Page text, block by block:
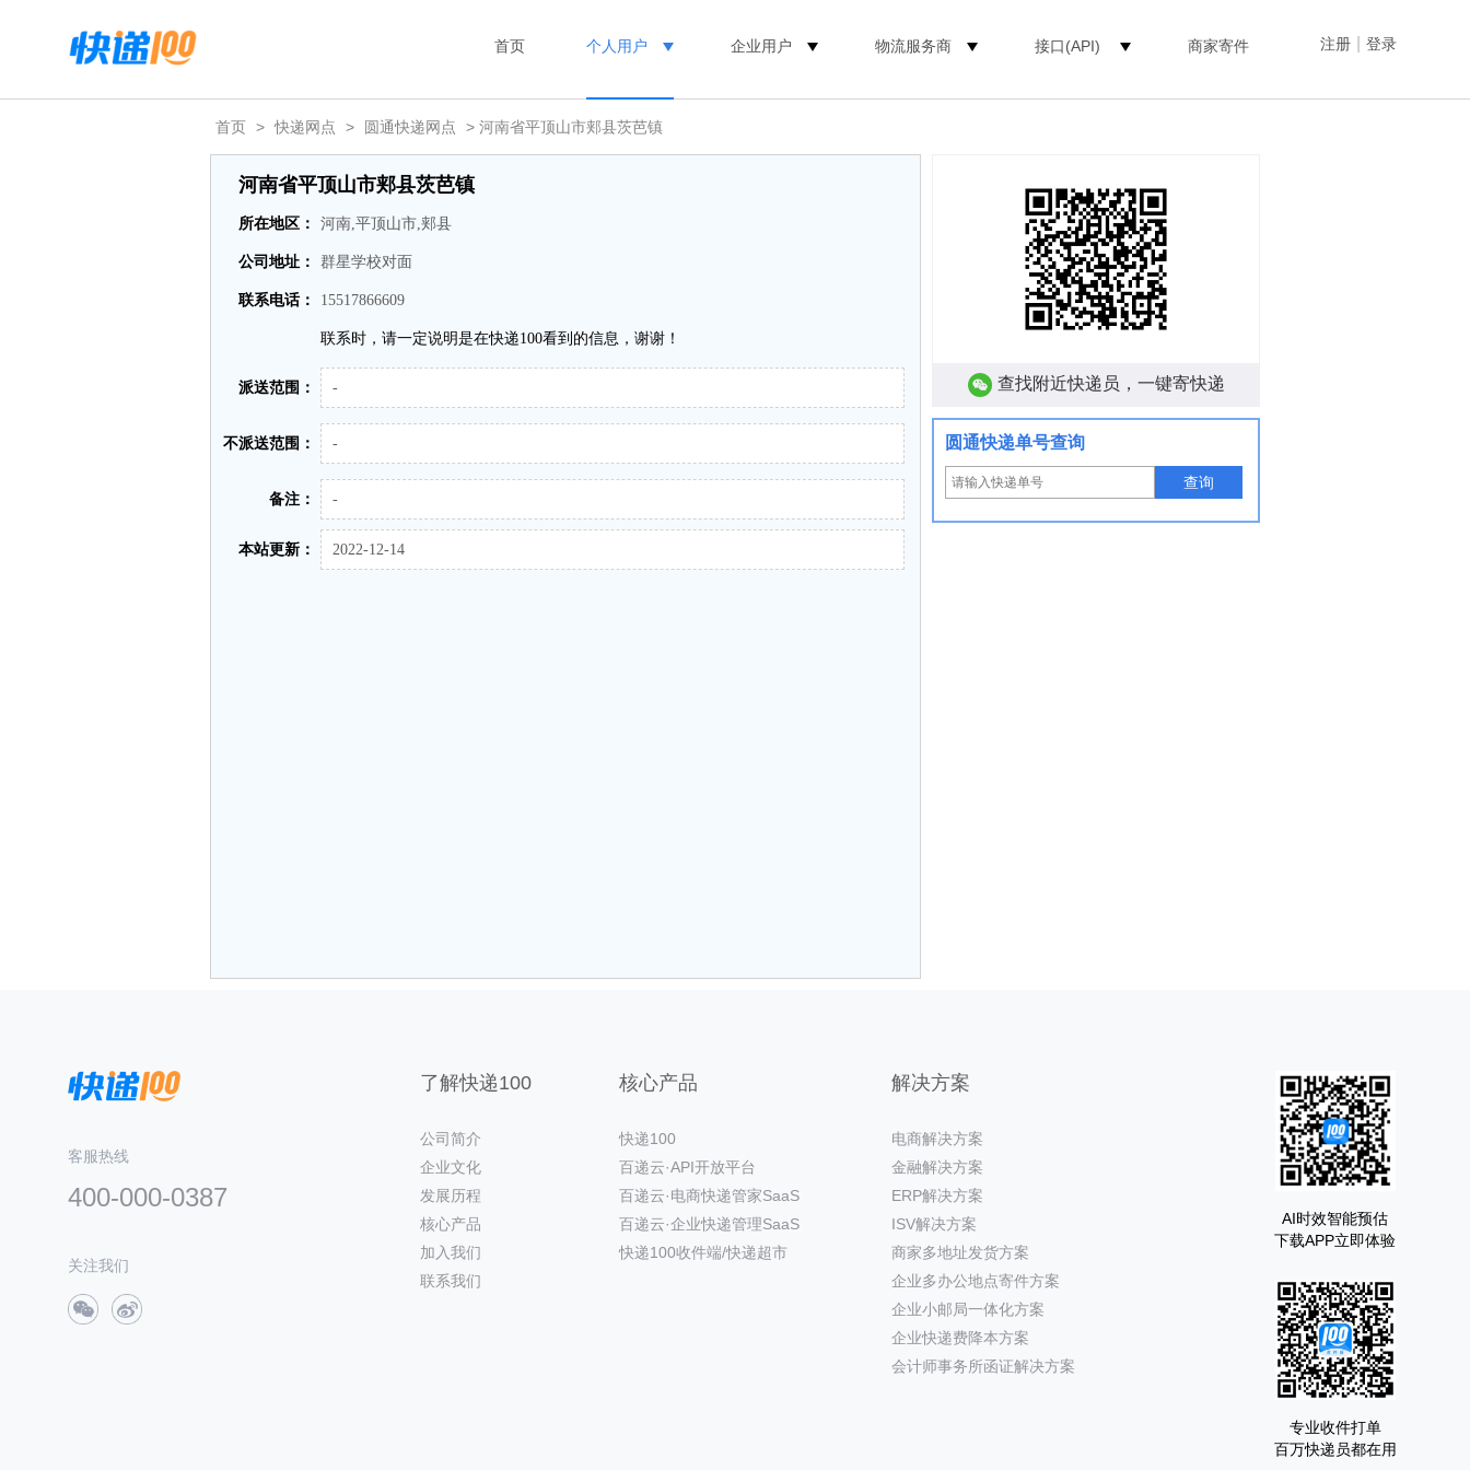
注册 登录
首页 个人用户 企业用户 物流服务商 接口(API) 商家寄件
首页 > 快递网点 > 圆通快递网点 > 河南省平顶山市郏县茨芭镇
河南省平顶山市郏县茨芭镇
所在地区： 河南,平顶山市,郏县
公司地址： 群星学校对面
联系电话： 15517866609
联系时，请一定说明是在快递100看到的信息，谢谢！
派送范围： -
不派送范围： -
备注： -
本站更新： 2022-12-14
查找附近快递员，一键寄快递
圆通快递单号查询
查询
客服热线
400-000-0387
关注我们
了解快递100
公司简介
企业文化
发展历程
核心产品
加入我们
联系我们
核心产品
快递100
百递云·API开放平台
百递云·电商快递管家SaaS
百递云·企业快递管理SaaS
快递100收件端/快递超市
解决方案
电商解决方案
金融解决方案
ERP解决方案
ISV解决方案
商家多地址发货方案
企业多办公地点寄件方案
企业小邮局一体化方案
企业快递费降本方案
会计师事务所函证解决方案
AI时效智能预估
下载APP立即体验
专业收件打单
百万快递员都在用